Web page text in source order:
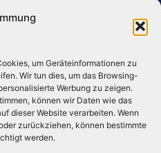
um Geräteinformationen zu
Wir tun dies, um das Browsing-
Werbung zu zeigen.
können wir Daten wie das
dieser Website verarbeiten. Wenn
zurückziehen, können bestimmte
werden.